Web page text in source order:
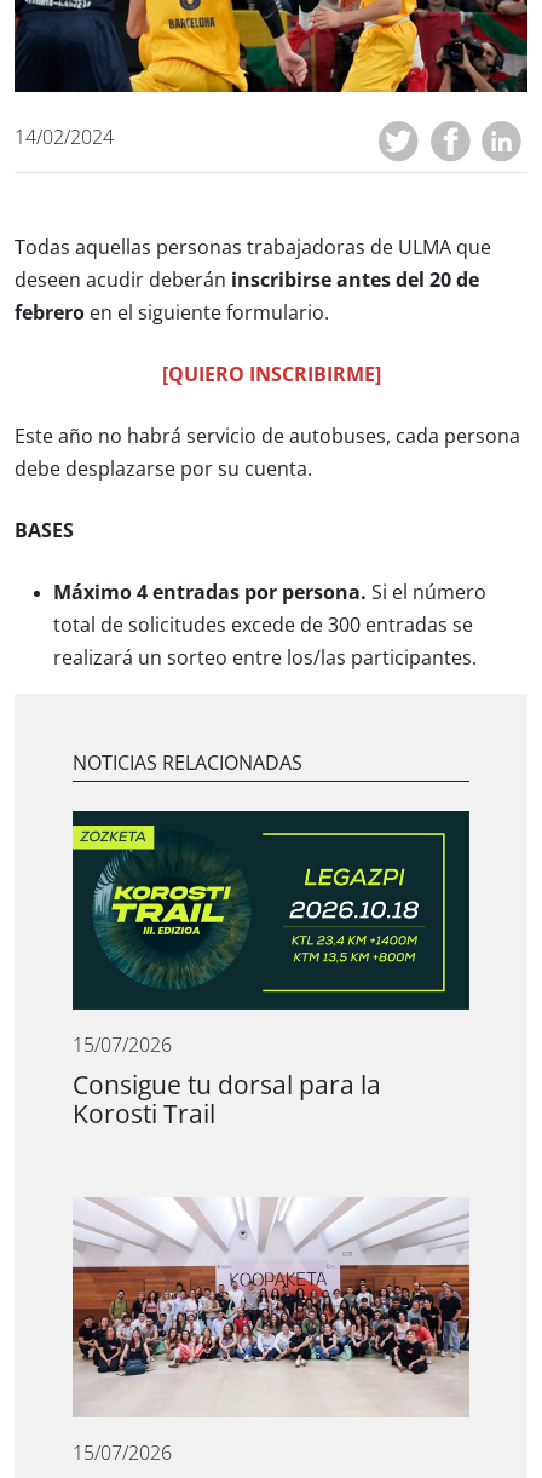
14/02/2024
Todas aquellas personas trabajadoras de ULMA que
deseen acudir deberán inscribirse antes del 20 de
febrero en el siguiente formulario.
[QUIERO INSCRIBIRME]
Este año no habrá servicio de autobuses, cada persona
debe desplazarse por su cuenta.
BASES
Máximo 4 entradas por persona. Si el número
total de solicitudes excede de 300 entradas se
realizará un sorteo entre los/las participantes.
NOTICIAS RELACIONADAS
15/07/2026
Consigue tu dorsal para la
Korosti Trail
15/07/2026